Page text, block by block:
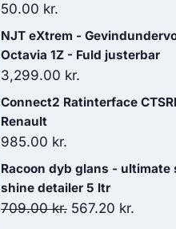
50.00 kr.
NJT eXtrem -
Octavia 1Z - Fuld justerbar
3,299.00 kr.
Connect2 Ratinterface
Renault
985.00 kr.
Racoon dyb glans -
shine detailer 5 ltr
709.00kr. Den
567.20 kr.